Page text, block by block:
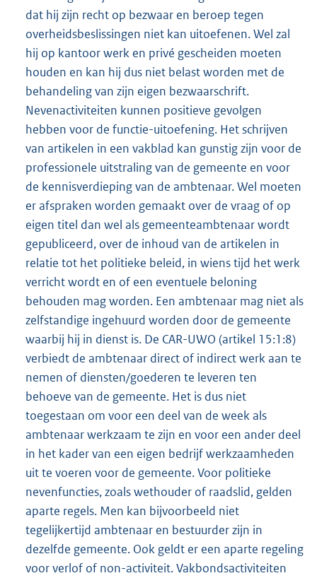
dat hij zijn recht op bezwaar en beroep tegen
overheidsbeslissingen niet kan uitoefenen. Wel zal
hij op kantoor werk en privé gescheiden moeten
houden en kan hij dus niet belast worden met de
behandeling van zijn eigen bezwaarschrift.
Nevenactiviteiten kunnen positieve gevolgen
hebben voor de functie-uitoefening. Het schrijven
van artikelen in een vakblad kan gunstig zijn voor de
professionele uitstraling van de gemeente en voor
de kennisverdieping van de ambtenaar. Wel moeten
er afspraken worden gemaakt over de vraag of op
eigen titel dan wel als gemeenteambtenaar wordt
gepubliceerd, over de inhoud van de artikelen in
relatie tot het politieke beleid, in wiens tijd het werk
verricht wordt en of een eventuele beloning
behouden mag worden. Een ambtenaar mag niet als
zelfstandige ingehuurd worden door de gemeente
waarbij hij in dienst is. De CAR-UWO (artikel 15:1:8)
verbiedt de ambtenaar direct of indirect werk aan te
nemen of diensten/goederen te leveren ten
behoeve van de gemeente. Het is dus niet
toegestaan om voor een deel van de week als
ambtenaar werkzaam te zijn en voor een ander deel
in het kader van een eigen bedrijf werkzaamheden
uit te voeren voor de gemeente. Voor politieke
nevenfuncties, zoals wethouder of raadslid, gelden
aparte regels. Men kan bijvoorbeeld niet
tegelijkertijd ambtenaar en bestuurder zijn in
dezelfde gemeente. Ook geldt er een aparte regeling
voor verlof of non-activiteit. Vakbondsactiviteiten